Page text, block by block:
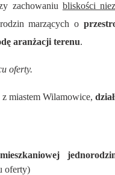
zachowaniu bliskości
marzących o
aranżacji terenu.
oferty.
miastem Wilamowice,
mieszkaniowej
oferty)